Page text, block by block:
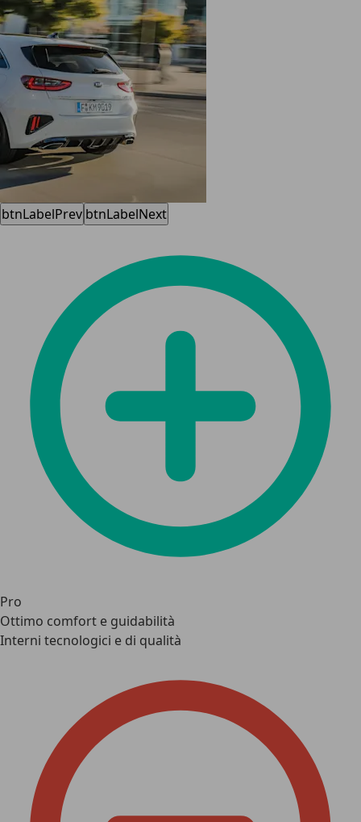
btnLabelPrev btnLabelNext
Pro
Ottimo comfort e guidabilità
Interni tecnologici e di qualità